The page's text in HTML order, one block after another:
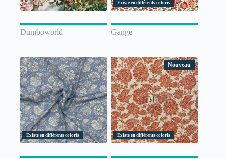
Dumboworld
Existe en différents coloris
Gange
Existe en différents coloris
Nouveau
Existe en différents coloris